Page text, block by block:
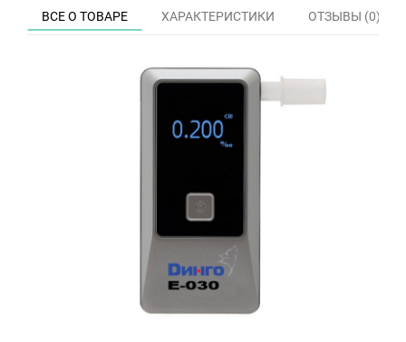
Заявка на
ВСЕ О ТОВАРЕ ХАРАКТЕРИСТИКИ ОТЗЫВЫ (0)